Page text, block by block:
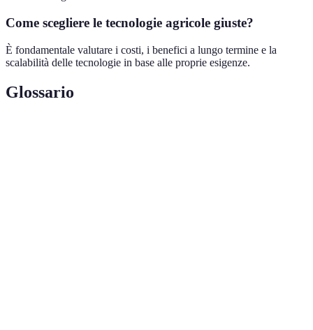
Come scegliere le tecnologie agricole giuste?
È fondamentale valutare i costi, i benefici a lungo termine e la
scalabilità delle tecnologie in base alle proprie esigenze.
Glossario